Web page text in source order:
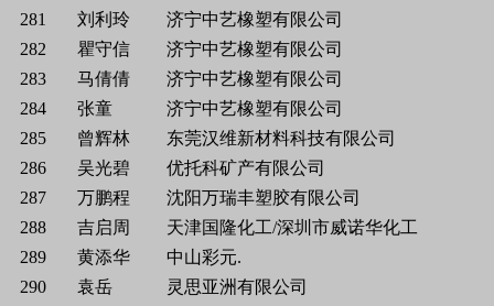
281
刘利玲
济宁中艺橡塑有限公司
282
瞿守信
济宁中艺橡塑有限公司
283
马倩倩
济宁中艺橡塑有限公司
284
张童
济宁中艺橡塑有限公司
285
曾辉林
东莞汉维新材料科技有限公司
286
吴光碧
优托科矿产有限公司
287
万鹏程
沈阳万瑞丰塑胶有限公司
288
吉启周
天津国隆化工/深圳市威诺华化工
289
黄添华
中山彩元.
290
袁岳
灵思亚洲有限公司